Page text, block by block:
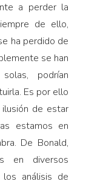
a perder la
de ello,
ha perdido de
se han
podrían
Es por ello
de estar
estamos en
De Bonald,
en diversos
análisis de